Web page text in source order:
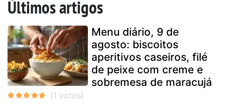
Últimos artigos
Menu diário, 9 de
agosto: biscoitos
aperitivos caseiros, filé
de peixe com creme e
sobremesa de maracujá